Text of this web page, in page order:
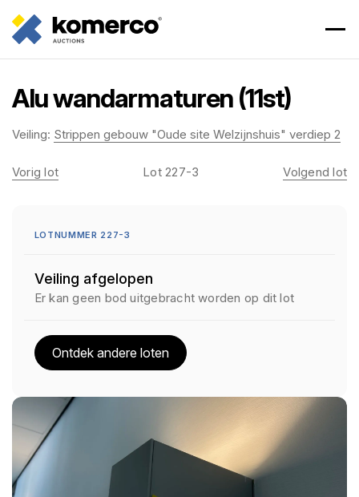
Alu wandarmaturen (11st)
Veiling: Strippen gebouw "Oude site Welzijnshuis" verdiep 2
Vorig lot Lot 227-3 Volgend lot
LOTNUMMER 227-3
Veiling afgelopen
Er kan geen bod uitgebracht worden op dit lot
Ontdek andere loten